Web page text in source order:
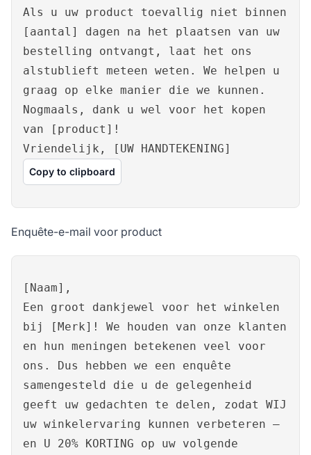
Als u uw product toevallig niet binnen
[aantal] dagen na het plaatsen van uw
bestelling ontvangt, laat het ons
alstublieft meteen weten. We helpen u
graag op elke manier die we kunnen.
Nogmaals, dank u wel voor het kopen
van [product]!
Vriendelijk, [UW HANDTEKENING]
Copy to clipboard
Enquête-e-mail voor product
[Naam],
Een groot dankjewel voor het winkelen
bij [Merk]! We houden van onze klanten
en hun meningen betekenen veel voor
ons. Dus hebben we een enquête
samengesteld die u de gelegenheid
geeft uw gedachten te delen, zodat WIJ
uw winkelervaring kunnen verbeteren –
en U 20% KORTING op uw volgende